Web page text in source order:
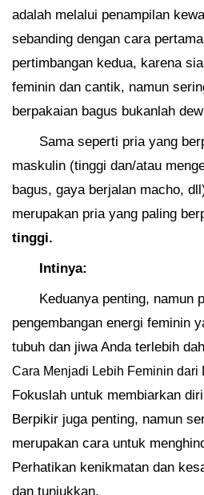
adalah melalui penampilan
sebanding dengan cara
pertimbangan kedua, karena
feminin dan cantik, namun
berpakaian bagus bukanlah
Sama seperti pria yang
maskulin (tinggi dan/atau
bagus, gaya berjalan macho,
merupakan pria yang paling
tinggi.
Intinya:
Keduanya penting, namun
pengembangan energi feminin
tubuh dan jiwa Anda terlebih
Cara Menjadi Lebih Feminin dari
Fokuslah untuk membiarkan
Berpikir juga penting, namun
merupakan cara untuk
Perhatikan kenikmatan dan
dan tunjukkan.